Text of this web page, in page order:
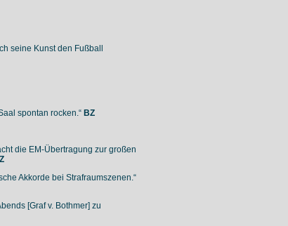
seine Kunst den Fußball
spontan rocken.“ BZ
die EM-Übertragung zur großen
Akkorde bei Strafraumszenen.“
[Graf v. Bothmer] zu